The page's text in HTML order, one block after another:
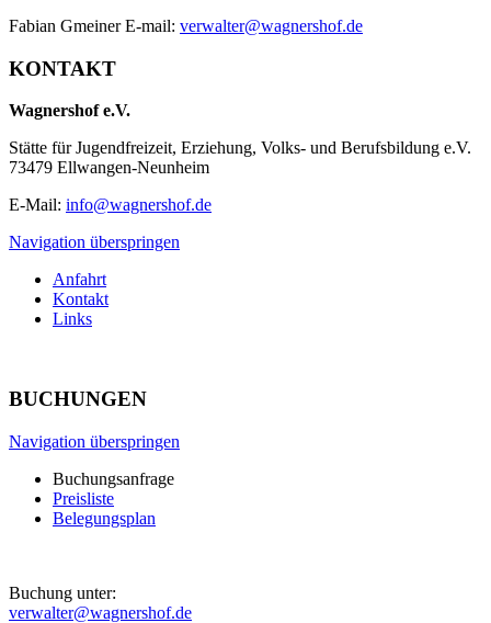
Fabian Gmeiner E-mail: verwalter@wagnershof.de
KONTAKT
Wagnershof e.V.
Stätte für Jugendfreizeit, Erziehung, Volks- und Berufsbildung e.V.
73479 Ellwangen-Neunheim
E-Mail: info@wagnershof.de
Navigation überspringen
Anfahrt
Kontakt
Links
BUCHUNGEN
Navigation überspringen
Buchungsanfrage
Preisliste
Belegungsplan
Buchung unter:
verwalter@wagnershof.de